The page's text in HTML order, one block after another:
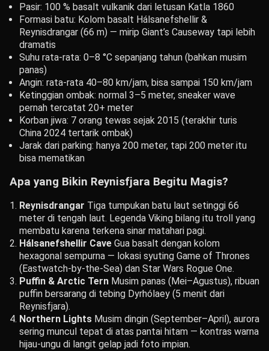
Pasir: 100 % basalt vulkanik dari letusan Katla 1860
Formasi batu: Kolom basalt Hálsanefshellir &
Reynisdrangar (66 m) — mirip Giant’s Causeway tapi lebih
dramatis
Suhu rata-rata: 0–8 °C sepanjang tahun (bahkan musim
panas)
Angin: rata-rata 40–80 km/jam, bisa sampai 150 km/jam
Ketinggian ombak: normal 3–5 meter, sneaker wave
pernah tercatat 20+ meter
Korban jiwa: 7 orang tewas sejak 2015 (terakhir turis
China 2024 tertarik ombak)
Jarak dari parking: hanya 200 meter, tapi 200 meter itu
bisa mematikan
Apa yang Bikin Reynisfjara Begitu Magis?
Reynisdrangar Tiga tumpukan batu laut setinggi 66
meter di tengah laut. Legenda Viking bilang itu troll yang
membatu karena terkena sinar matahari pagi.
Hálsanefshellir Cave Gua basalt dengan kolom
hexagonal sempurna — lokasi syuting Game of Thrones
(Eastwatch-by-the-Sea) dan Star Wars Rogue One.
Puffin & Arctic Tern Musim panas (Mei–Agustus), ribuan
puffin bersarang di tebing Dyrhólaey (5 menit dari
Reynisfjara).
Northern Lights Musim dingin (September–April), aurora
sering muncul tepat di atas pantai hitam — kontras warna
hijau-ungu di langit gelap jadi foto impian.